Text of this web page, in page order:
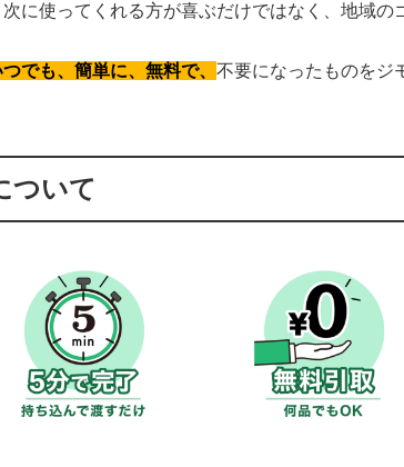
に使ってくれる方が喜ぶだけではなく、地域の
でも、簡単に、無料で、 不要になったものをジ
ついて